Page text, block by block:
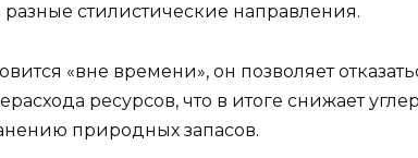
стилистические направления.
«вне времени», он позволяет
ресурсов, что в итоге снижает
природных запасов.